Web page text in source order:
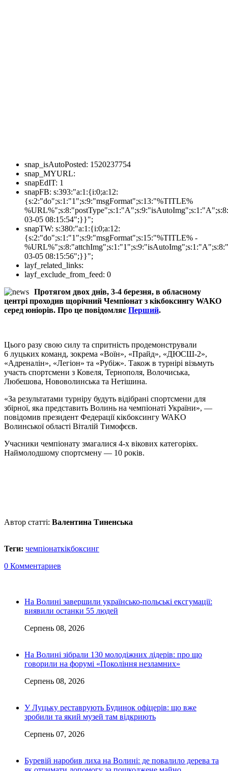
snap_isAutoPosted: 1520237754
snap_MYURL:
snapEdIT: 1
snapFB: s:393:"a:1:{i:0;a:12:
{s:2:"do";s:1:"1";s:9:"msgFormat";s:13:"%TITLE%
03-05 08:15:54";}}";
snapTW: s:380:"a:1:{i:0;a:12:
{s:2:"do";s:1:"1";s:9:"msgFormat";s:15:"%TITLE% -
03-05 08:15:56";}}";
layf_related_links:
layf_exclude_from_feed: 0
Протягом двох днів, 3-4 березня, в обласному
центрі проходив щорічний Чемпіонат з кікбоксингу WAKO
серед юніорів. Про це повідомляє Перший.
Цього разу свою силу та спритність продемонстрували
6 луцьких команд, зокрема «Воїн», «Прайд», «ДЮСШ-2»,
«Адреналін», «Легіон» та «Рубіж». Також в турнірі візьмуть
участь спортсмени з Ковеля, Тернополя, Волочиська,
Любешова, Нововолинська та Нетішина.
«За результатами турніру будуть відібрані спортсмени для
збірної, яка представить Волинь на чемпіонаті України», —
повідомив президент Федерації кікбоксингу WAKO
Волинської області Віталій Тимофєєв.
Учасники чемпіонату змагалися 4-х вікових категоріях.
Наймолодшому спортсмену — 10 років.
Автор статті: Валентина Тиненська
Теги: чемпіонаткікбоксинг
0 Комментариев
На Волині завершили українсько-польські ексгумації:
виявили останки 55 людей
Серпень 08, 2026
На Волині зібрали 130 молодіжних лідерів: про що
говорили на форумі «Покоління незламних»
Серпень 08, 2026
У Луцьку реставрують Будинок офіцерів: що вже
зробили та який музей там відкриють
Серпень 07, 2026
Буревій наробив лиха на Волині: де повалило дерева та